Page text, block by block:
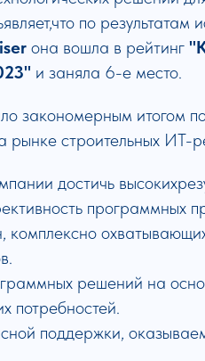
по результатам
она вошла в рейтинг
и заняла 6-е место.
закономерным итогом
рынке строительных ИТ-
достичь
программных
решений на
потребностей.
поддержки,